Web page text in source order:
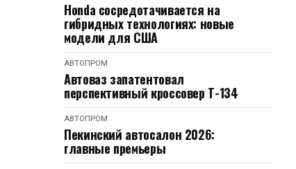
Honda сосредотачивается на
гибридных технологиях: новые
модели для США
АВТОПРОМ
Автоваз запатентовал
перспективный кроссовер Т-134
АВТОПРОМ
Пекинский автосалон 2026:
главные премьеры